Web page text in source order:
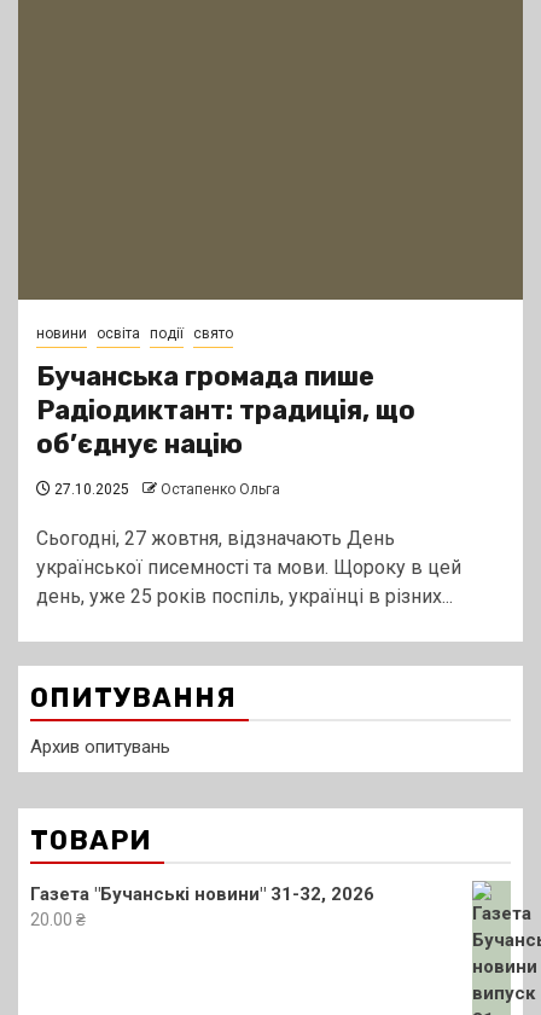
новини освіта події свято
Бучанська громада пише
Радіодиктант: традиція, що
об’єднує націю
27.10.2025 Остапенко Ольга
Сьогодні, 27 жовтня, відзначають День
української писемності та мови. Щороку в цей
день, уже 25 років поспіль, українці в різних...
ОПИТУВАННЯ
Архив опитувань
ТОВАРИ
Газета "Бучанські новини" 31-32, 2026
20.00 ₴